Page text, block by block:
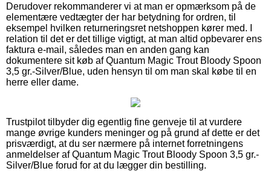
Derudover rekommanderer vi at man er opmærksom på de
elementære vedtægter der har betydning for ordren, til
eksempel hvilken returneringsret netshoppen kører med. I
relation til det er det tillige vigtigt, at man altid opbevarer ens
faktura e-mail, således man en anden gang kan
dokumentere sit køb af Quantum Magic Trout Bloody Spoon
3,5 gr.-Silver/Blue, uden hensyn til om man skal købe til en
herre eller dame.
Trustpilot tilbyder dig egentlig fine genveje til at vurdere
mange øvrige kunders meninger og på grund af dette er det
prisværdigt, at du ser nærmere på internet forretningens
anmeldelser af Quantum Magic Trout Bloody Spoon 3,5 gr.-
Silver/Blue forud for at du lægger din bestilling.